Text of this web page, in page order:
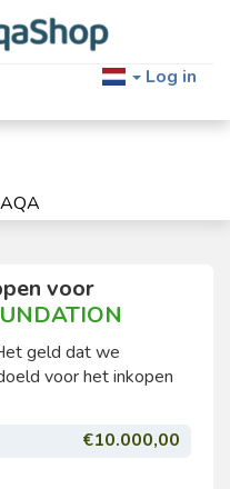
Log in
voor
geld dat we
voor het inkopen
€10.000,00